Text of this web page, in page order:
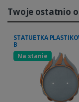
Twoje ostatnio
STATUETKA
B
Na stanie